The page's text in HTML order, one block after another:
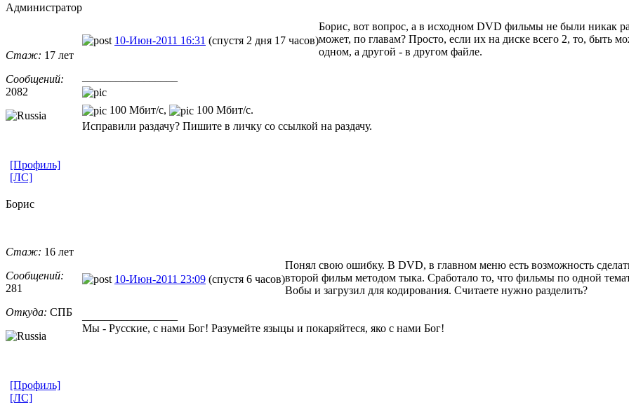
Администратор
Стаж: 17 лет
Сообщений:
2082
10-Июн-2011 16:31 (спустя 2 дня 17 часов)
Борис, вот вопрос, а в исходном DVD фильмы не были никак
может, по главам? Просто, если их на диске всего 2, то, быть
одном, а другой - в другом файле.
100 Мбит/с,
100 Мбит/с.
Исправили раздачу? Пишите в личку со ссылкой на раздачу.
[Профиль]
[ЛС]
Борис
Стаж: 16 лет
Сообщений:
281
Откуда: СПБ
10-Июн-2011 23:09 (спустя 6 часов)
Понял свою ошибку. В DVD, в главном меню есть возможность
второй фильм методом тыка. Сработало то, что фильмы по одной
Вобы и загрузил для кодирования. Считаете нужно разделить?
Мы - Русские, с нами Бог! Разумейте языцы и покаряйтеся, яко с нами Бог!
[Профиль]
[ЛС]